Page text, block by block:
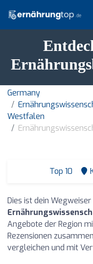
Germany
Westfalen
Top 10
Dies ist dein
Angebote der Region
Rezensionen
vergleichen und mit